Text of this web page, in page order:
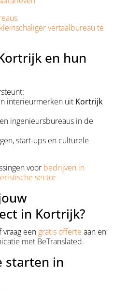
vertaalbureau te
en hun
interieurmerken uit Kortrijk
ingenieursbureaus in de
start-ups en culturele
voor bedrijven in
sector
in Kortrijk?
vraag een gratis offerte aan en
met BeTranslated.
starten in